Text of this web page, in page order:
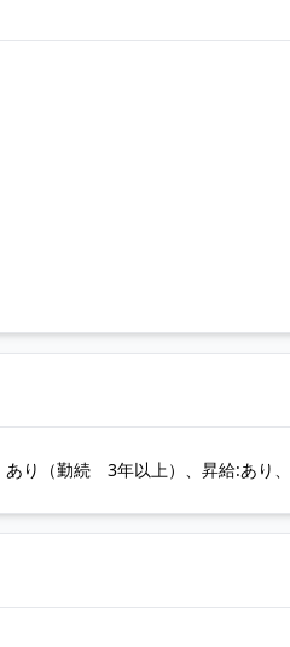
り（勤続 3年以上）、昇給:あり